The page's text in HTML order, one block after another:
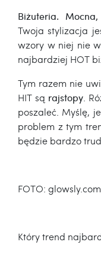
Biżuteria.
Twoja stylizacja
wzory w niej nie
najbardziej HOT
Tym razem nie
HIT są rajstopy.
poszaleć. Myślę,
problem z tym
będzie bardzo
FOTO: glowsly.com
Który trend